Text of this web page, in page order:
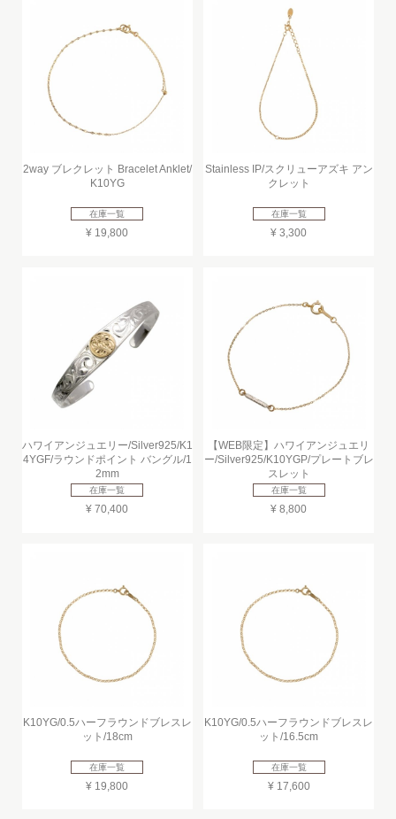
2way ブレクレット Bracelet Anklet/
K10YG
在庫一覧
¥ 19,800
Stainless IP/スクリューアズキ アン
クレット
在庫一覧
¥ 3,300
ハワイアンジュエリー/Silver925/K1
4YGF/ラウンドポイント バングル/1
2mm
在庫一覧
¥ 70,400
【WEB限定】ハワイアンジュエリ
ー/Silver925/K10YGP/プレートブレ
スレット
在庫一覧
¥ 8,800
K10YG/0.5ハーフラウンドブレスレ
ット/18cm
在庫一覧
¥ 19,800
K10YG/0.5ハーフラウンドブレスレ
ット/16.5cm
在庫一覧
¥ 17,600